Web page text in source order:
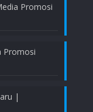
Promosi
Promosi
|